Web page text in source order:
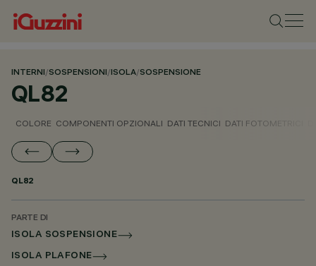
INTERNI/SOSPENSIONI/ISOLA/SOSPENSIONE
QL82
COLORE COMPONENTI OPZIONALI DATI TECNICI DATI FOTOMETRICI
QL82
PARTE DI
ISOLA SOSPENSIONE
ISOLA PLAFONE